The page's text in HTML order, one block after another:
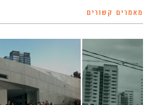
מאמרים קשורים